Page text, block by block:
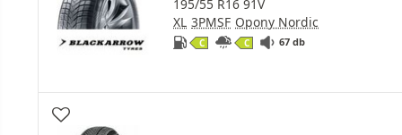
195/55 R16 91V
XL 3PMSF Opony Nordic
C C 67 db